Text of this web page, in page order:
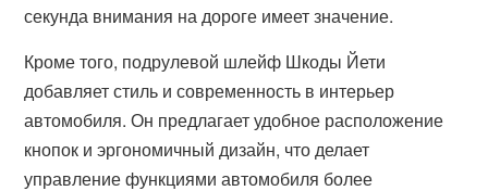
секунда внимания на дороге имеет значение.
Кроме того, подрулевой шлейф Шкоды Йети
добавляет стиль и современность в интерьер
автомобиля. Он предлагает удобное расположение
кнопок и эргономичный дизайн, что делает
управление функциями автомобиля более